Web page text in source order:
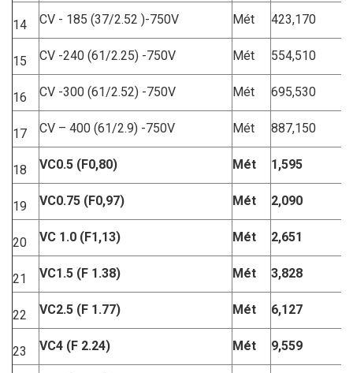
14 CV - 185 (37/2.52 )-750V Mét 423,170
15 CV -240 (61/2.25) -750V Mét 554,510
16 CV -300 (61/2.52) -750V Mét 695,530
17 CV – 400 (61/2.9) -750V Mét 887,150
18 VC0.5 (F0,80) Mét 1,595
19 VC0.75 (F0,97) Mét 2,090
20 VC 1.0 (F1,13) Mét 2,651
21 VC1.5 (F 1.38) Mét 3,828
22 VC2.5 (F 1.77) Mét 6,127
23 VC4 (F 2.24) Mét 9,559